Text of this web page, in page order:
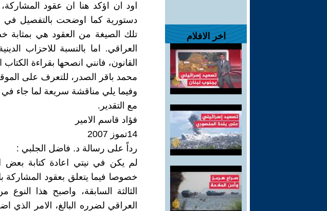
اخر الافلام
اود ان اؤكد هنا ان عقود
دستورية كما اوضحت بالتفصيل في
تلك الصيغة من العقود هي
العراقي. اما بالنسبة للاحزاب
القانون، فانني انصحها بقراءة
محمد باقر الصدر، للتعرف على
وفيما يلي مناقشة سريعة لما جاء
مع التقدير.
فؤاد قاسم الامير
14تموز 2007
رداً على رسالة د. فاضل الجلبي :
لم يكن في نيتي اعادة كتابة بعض
خصوصا فيما يتعلق بعقود المشاركة
الثالثة السابقة، واصبح هذا
العراقي لضرره البالغ، الامر